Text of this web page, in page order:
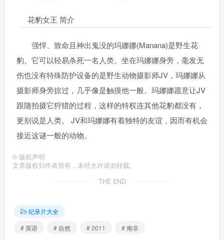
花豹女王 简介
强悍、致命且神出鬼没的玛娜娜(Manana)是野生花
豹。它可以轻易杀死一名人类。坐在玛娜娜身旁，毫发无
伤也没有特殊防护设备的是野生动物摄影师JV，玛娜娜从
摄影师身旁掠过，几乎像是触摸他一般。玛娜娜愿意让JV
跟随拍摄它狩猎的过程，这样的特权连其他花豹都没有，
更别说是人类。 JV和玛娜娜有着独特的友谊，因而有机会
接近这谜一般的动物。
© 版权声明
文章版权归作者所有，未经允许请勿转载。
THE END
纪录片大全
# 英语
# 自然 # 2011 # 南非